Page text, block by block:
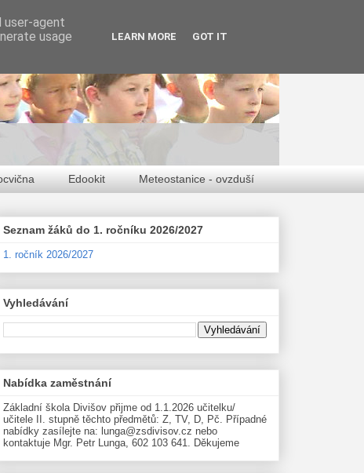
Edookit Meteostanice - ovzduší
Seznam žáků do 1. ročníku 2026/2027
1. ročník 2026/2027
Vyhledávání
Nabídka zaměstnání
Základní škola Divišov přijme od 1.1.2026 učitelku/
učitele II. stupně těchto předmětů: Z, TV, D, Pč. Případné
nabídky zasílejte na: lunga@zsdivisov.cz nebo
kontaktuje Mgr. Petr Lunga, 602 103 641. Děkujeme
user-agent
usage
LEARN MORE GOT IT